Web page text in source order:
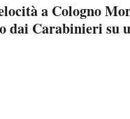
a Cologno
dai Carabinieri su